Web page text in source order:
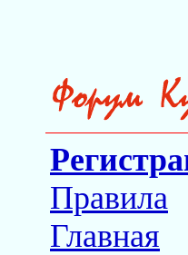
Правила
Главная